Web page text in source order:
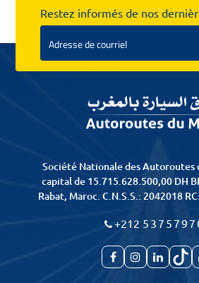
Restez informés de nos
Société Nationale des Autoroutes
capital de 15.715.628.500,00 DH
Rabat, Maroc. C.N.S.S.: 2042018
+212